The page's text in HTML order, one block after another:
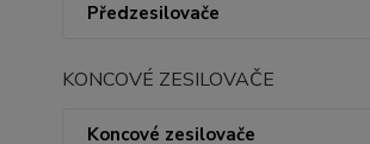
Předzesilovače
KONCOVÉ ZESILOVAČE
Koncové zesilovače